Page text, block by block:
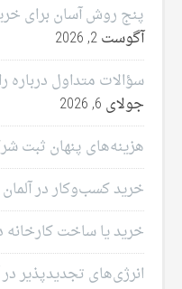
پنج روش آسان برای
آگوست 2, 2026
سؤالات متداول درباره
جولای 6, 2026
هزینه‌های پنهان ثبت
خرید کسب‌وکار در آلمان
خرید یا ساخت کارخانه
انرژی‌های تجدیدپذیر در